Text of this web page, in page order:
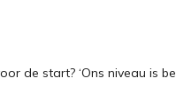
de start? ‘Ons niveau is